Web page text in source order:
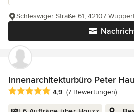
Schleswiger Straße 61, 42107
Innenarchitekturbüro Peter
Durchschnittliche Bewertung: 4.9
4,9 (7 Bewertungen)